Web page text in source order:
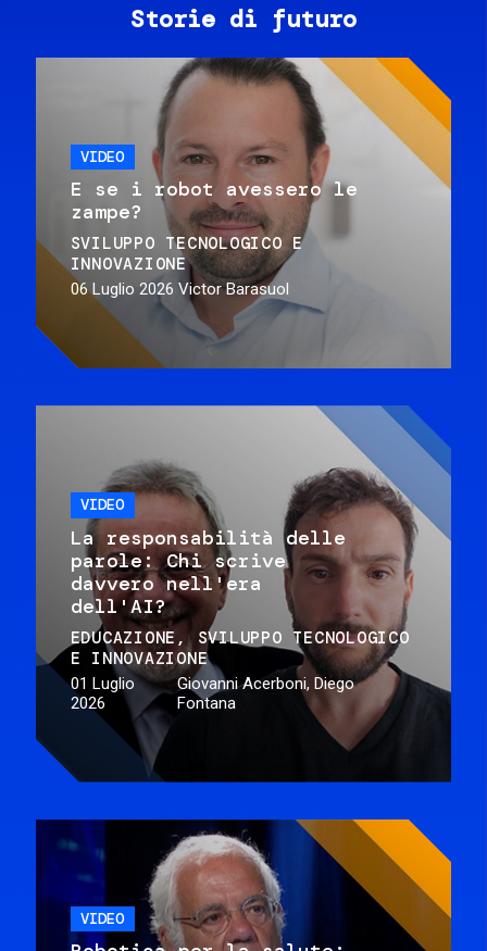
Storie di futuro
VIDEO
E se i robot avessero le
zampe?
SVILUPPO TECNOLOGICO E
INNOVAZIONE
06 Luglio 2026 Victor Barasuol
VIDEO
La responsabilità delle
parole: Chi scrive
davvero nell'era
dell'AI?
EDUCAZIONE
SVILUPPO TECNOLOGICO
E INNOVAZIONE
01 Luglio
2026
Giovanni Acerboni, Diego
Fontana
VIDEO